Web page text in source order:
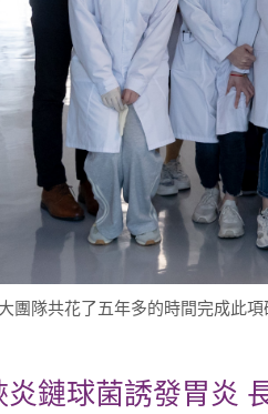
團隊共花了五年多的時間完成此項
炎鏈球菌誘發胃炎